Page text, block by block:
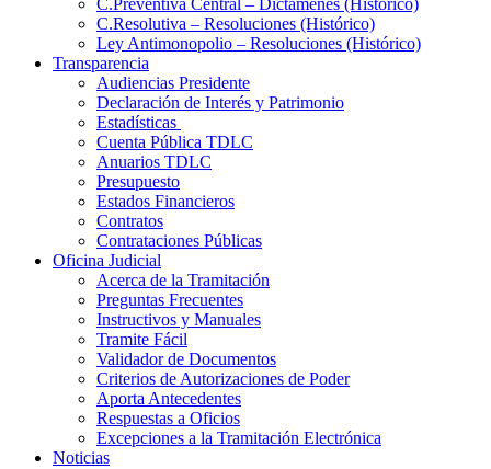
C.Preventiva Central – Dictámenes (Histórico)
C.Resolutiva – Resoluciones (Histórico)
Ley Antimonopolio – Resoluciones (Histórico)
Transparencia
Audiencias Presidente
Declaración de Interés y Patrimonio
Estadísticas
Cuenta Pública TDLC
Anuarios TDLC
Presupuesto
Estados Financieros
Contratos
Contrataciones Públicas
Oficina Judicial
Acerca de la Tramitación
Preguntas Frecuentes
Instructivos y Manuales
Tramite Fácil
Validador de Documentos
Criterios de Autorizaciones de Poder
Aporta Antecedentes
Respuestas a Oficios
Excepciones a la Tramitación Electrónica
Noticias